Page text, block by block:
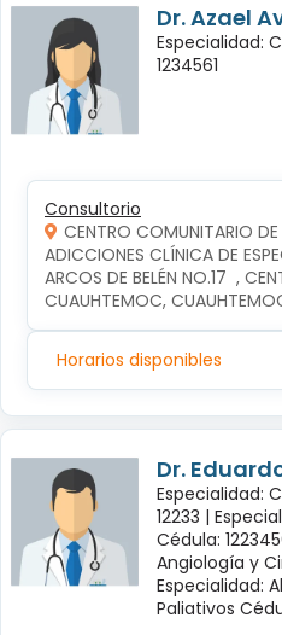
Dr. Azael
Especialidad:
1234561
Consultorio
CENTRO COMUNITARIO DE
ADICCIONES CLÍNICA DE
ARCOS DE BELÉN NO.17  ,
CUAUHTEMOC,
Horarios disponibles
Dr.
Especialidad:
12233 |
Cédula:
Angiología y
Especialidad:
Paliativos